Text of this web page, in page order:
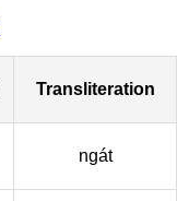
Transliteration
ngát